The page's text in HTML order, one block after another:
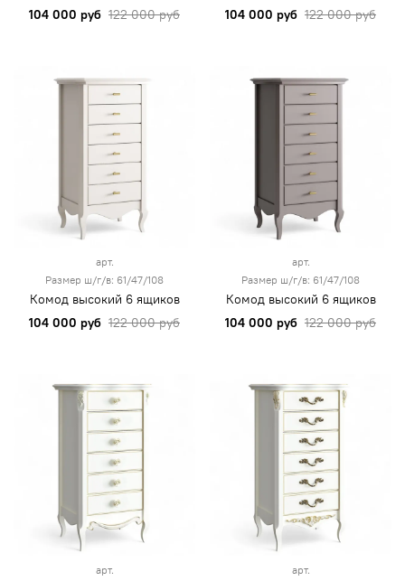
104 000 руб 122 000 руб
104 000 руб 122 000 руб
арт.
Размер ш/г/в: 61/47/108
Комод высокий 6 ящиков
104 000 руб 122 000 руб
арт.
Размер ш/г/в: 61/47/108
Комод высокий 6 ящиков
104 000 руб 122 000 руб
арт.
арт.